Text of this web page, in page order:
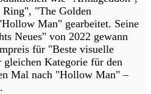
Ring", "The Golden
Man" gearbeitet. Seine
Neues" von 2022 gewann
für "Beste visuelle
Kategorie für den
Mal nach "Hollow Man" –